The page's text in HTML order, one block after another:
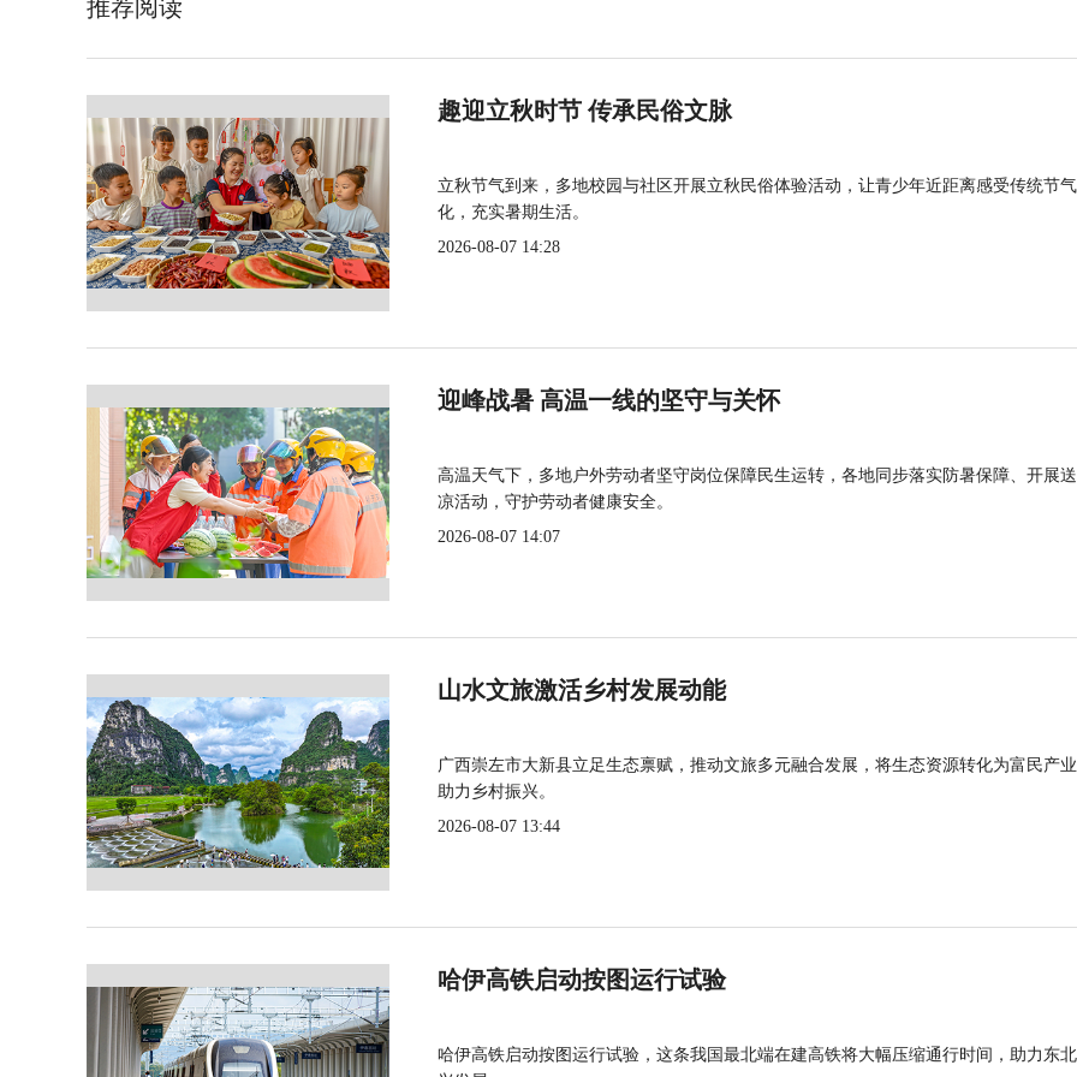
推荐阅读
趣迎立秋时节 传承民俗文脉
立秋节气到来，多地校园与社区开展立秋民俗体验活动，让青少年近距离感受传统节
化，充实暑期生活。
2026-08-07 14:28
迎峰战暑 高温一线的坚守与关怀
高温天气下，多地户外劳动者坚守岗位保障民生运转，各地同步落实防暑保障、开展
凉活动，守护劳动者健康安全。
2026-08-07 14:07
山水文旅激活乡村发展动能
广西崇左市大新县立足生态禀赋，推动文旅多元融合发展，将生态资源转化为富民产
助力乡村振兴。
2026-08-07 13:44
哈伊高铁启动按图运行试验
哈伊高铁启动按图运行试验，这条我国最北端在建高铁将大幅压缩通行时间，助力东